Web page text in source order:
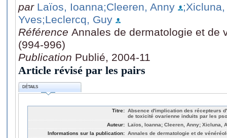
par Laïos, Ioanna;Cleeren, Anny
Yves;Leclercq, Guy
Référence Annales de dermatologie et de
(994-996)
Publication Publié, 2004-11
Article révisé par les pairs
DÉTAILS
Titre: Absence d'implication des récepteurs
de toxicité ovarienne induits par les
Auteur: Laïos, Ioanna; Cleeren, Anny; Xicluna,
Informations sur la publication: Annales de dermatologie et de